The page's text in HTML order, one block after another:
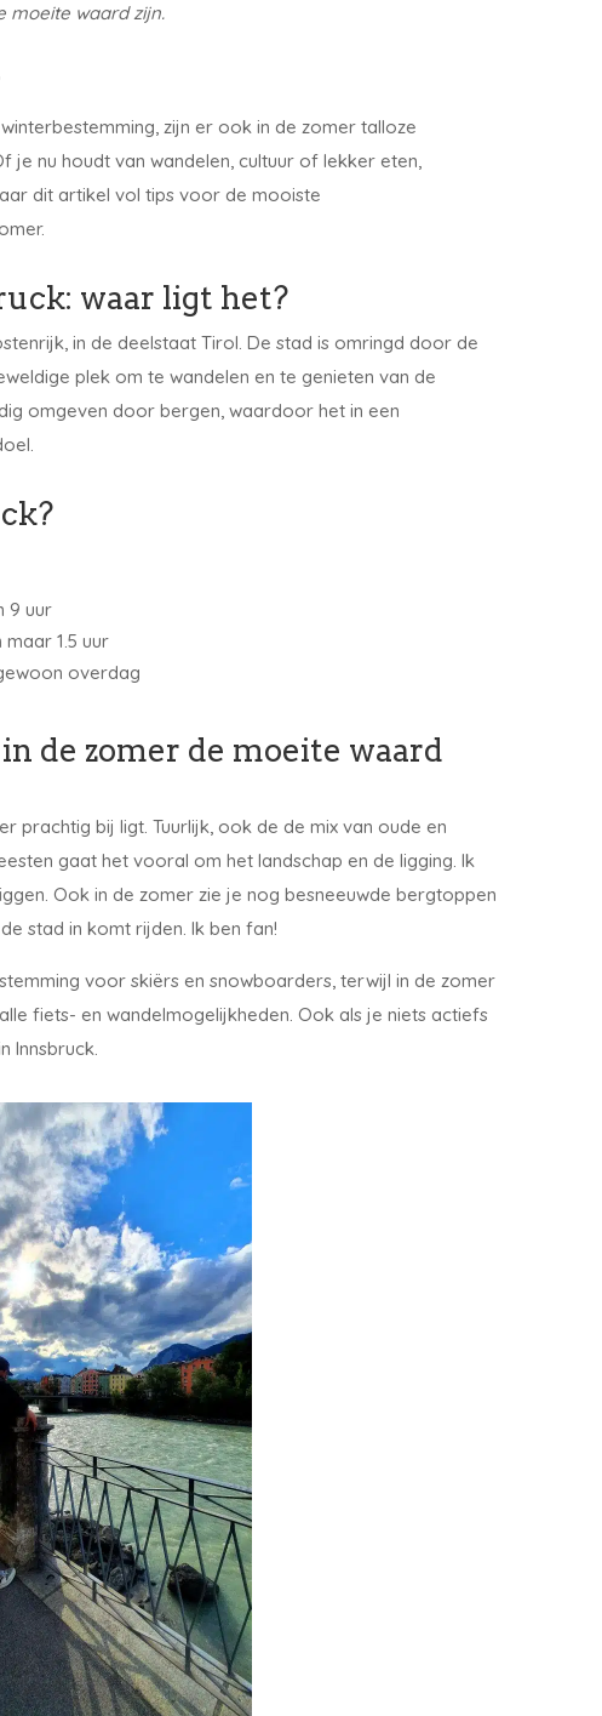
moeite waard zijn.
zijn er ook in de zomer talloze
je nu houdt van wandelen, cultuur of lekker eten,
dit artikel vol tips voor de mooiste
waar ligt het?
in de deelstaat Tirol. De stad is omringd door de
plek om te wandelen en te genieten van de
omgeven door bergen, waardoor het in een
9 uur
1.5 uur
overdag
de zomer de moeite waard
prachtig bij ligt. Tuurlijk, ook de de mix van oude en
gaat het vooral om het landschap en de ligging. Ik
Ook in de zomer zie je nog besneeuwde bergtoppen
stad in komt rijden. Ik ben fan!
voor skiërs en snowboarders, terwijl in de zomer
fiets- en wandelmogelijkheden. Ook als je niets actiefs
Innsbruck.